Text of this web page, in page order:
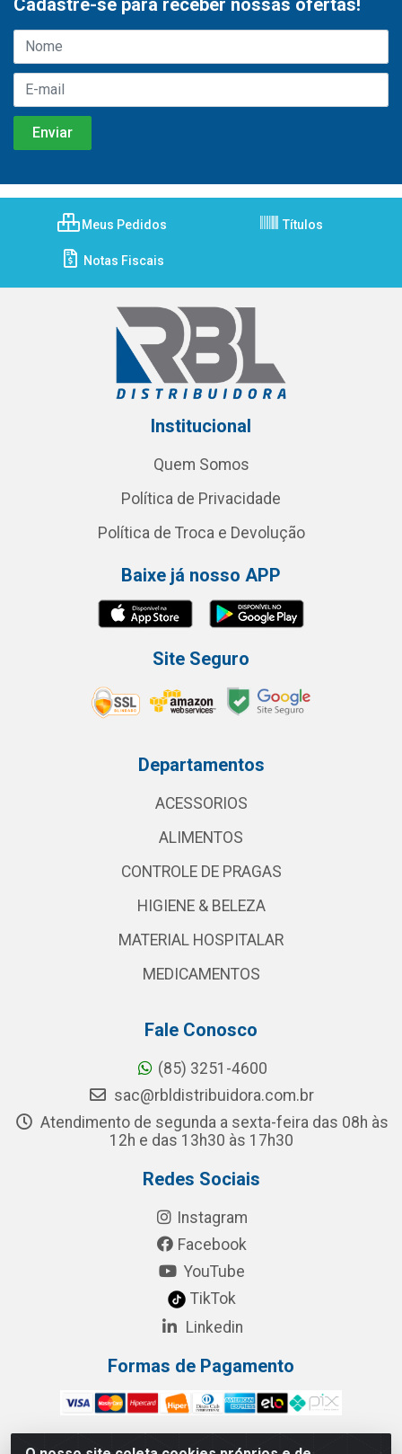
Cadastre-se para receber nossas ofertas!
Meus Pedidos Títulos
Notas Fiscais
Institucional
Quem Somos
Política de Privacidade
Política de Troca e Devolução
Baixe já nosso APP
Site Seguro
Departamentos
ACESSORIOS
ALIMENTOS
CONTROLE DE PRAGAS
HIGIENE & BELEZA
MATERIAL HOSPITALAR
MEDICAMENTOS
Fale Conosco
(85) 3251-4600
sac@rbldistribuidora.com.br
Atendimento de segunda a sexta-feira das 08h às
12h e das 13h30 às 17h30
Redes Sociais
Instagram
Facebook
YouTube
TikTok
Linkedin
Formas de Pagamento